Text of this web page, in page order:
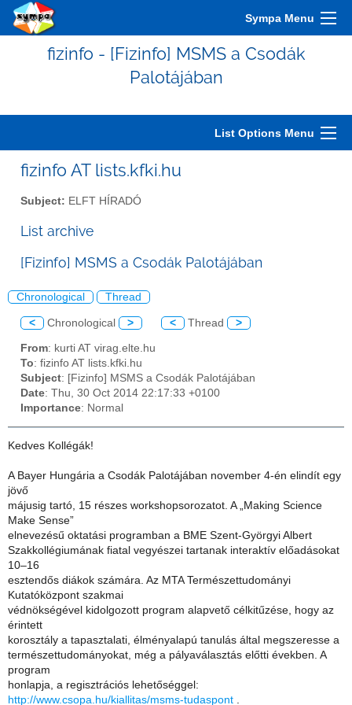
Sympa Menu
fizinfo - [Fizinfo] MSMS a Csodák
Palotájában
List Options Menu
fizinfo AT lists.kfki.hu
Subject: ELFT HÍRADÓ
List archive
[Fizinfo] MSMS a Csodák Palotájában
Chronological Thread
< Chronological > < Thread >
From: kurti AT virag.elte.hu
To: fizinfo AT lists.kfki.hu
Subject: [Fizinfo] MSMS a Csodák Palotájában
Date: Thu, 30 Oct 2014 22:17:33 +0100
Importance: Normal
Kedves Kollégák!
A Bayer Hungária a Csodák Palotájában november 4-én elindít egy
jövő
májusig tartó, 15 részes workshopsorozatot. A „Making Science
Make Sense”
elnevezésű oktatási programban a BME Szent-Györgyi Albert
Szakkollégiumának fiatal vegyészei tartanak interaktív előadásokat
10–16
esztendős diákok számára. Az MTA Természettudományi
Kutatóközpont szakmai
védnökségével kidolgozott program alapvető célkitűzése, hogy az
érintett
korosztály a tapasztalati, élményalapú tanulás által megszeresse a
természettudományokat, még a pályaválasztás előtti években. A
program
honlapja, a regisztrációs lehetőséggel:
http://www.csopa.hu/kiallitas/msms-tudaspont .